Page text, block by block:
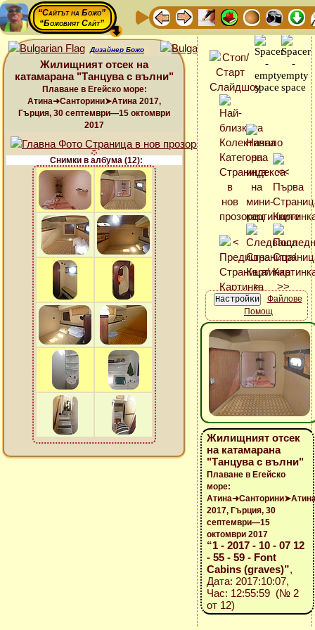
“Сайтът на Божо”
“Божовият Сайт”
Дизайнер Божо
Жилищният отсек на
катамарана "Танцува с вълни"
Плаване в Егейско море:
Атина➜Санторини➤Атина 2017,
Гърция, 30 септември—15 октомври
2017
Снимки в албума (12):
Файлове
Помощ
Жилищният отсек
на катамарана
"Танцува с вълни"
Плаване в Егейско
море:
2017, Гърция, 30
септември—15
октомври 2017
“1 - 2017 - 10 - 07 12
- 55 - 59 - Font
Cabins (graves)”,
Дата: 2017:10:07,
Час: 12:55:59 (№ 2
от 12)